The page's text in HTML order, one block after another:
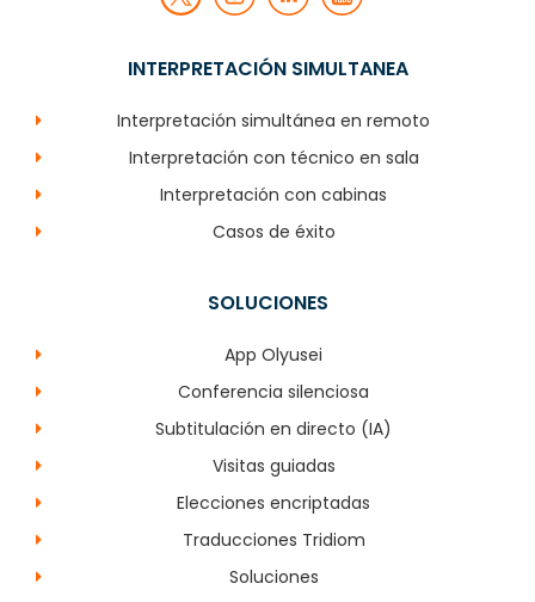
INTERPRETACIÓN SIMULTANEA
Interpretación simultánea en remoto
Interpretación con técnico en sala
Interpretación con cabinas
Casos de éxito
SOLUCIONES
App Olyusei
Conferencia silenciosa
Subtitulación en directo (IA)
Visitas guiadas
Elecciones encriptadas
Traducciones Tridiom
Soluciones